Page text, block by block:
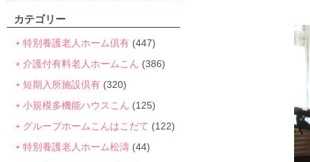
カテゴリー
特別養護老人ホーム倶有 (447)
介護付有料老人ホームこん (386)
短期入所施設倶有 (320)
小規模多機能ハウスこん (125)
グループホームこんはこだて (122)
特別養護老人ホーム松濤 (44)